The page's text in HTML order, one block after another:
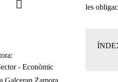
- Econòmic
les